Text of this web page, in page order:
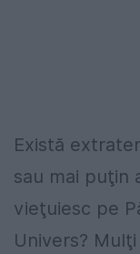
Există
sau mai puţin
vieţuiesc pe
Univers?